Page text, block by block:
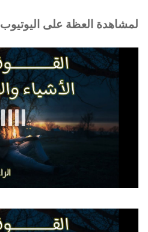
لمشاهدة العظة على اليوتيوب